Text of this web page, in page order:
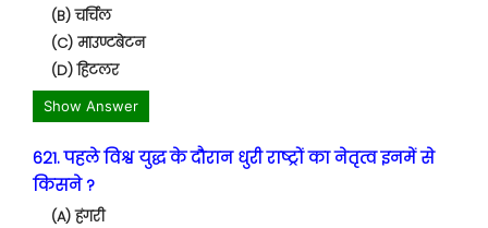
(B) चर्चिल
(C) माउण्टबेटन
(D) हिटलर
Show Answer
621. पहले विश्व युद्ध के दौरान धुरी राष्ट्रों का नेतृत्व इनमें से
किसने ?
(A) हंगरी